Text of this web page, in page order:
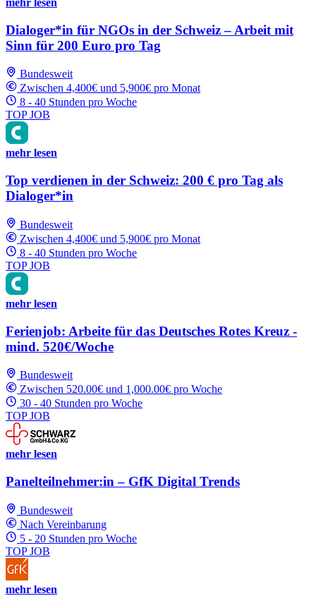
mehr lesen
Dialoger*in für NGOs in der Schweiz – Arbeit mit
Sinn für 200 Euro pro Tag
Bundesweit
Zwischen 4,400€ und 5,900€ pro Monat
8 - 40 Stunden pro Woche
TOP JOB
mehr lesen
Top verdienen in der Schweiz: 200 € pro Tag als
Dialoger*in
Bundesweit
Zwischen 4,400€ und 5,900€ pro Monat
8 - 40 Stunden pro Woche
TOP JOB
mehr lesen
Ferienjob: Arbeite für das Deutsches Rotes Kreuz -
mind. 520€/Woche
Bundesweit
Zwischen 520.00€ und 1,000.00€ pro Woche
30 - 40 Stunden pro Woche
TOP JOB
mehr lesen
Panelteilnehmer:in – GfK Digital Trends
Bundesweit
Nach Vereinbarung
5 - 20 Stunden pro Woche
TOP JOB
mehr lesen